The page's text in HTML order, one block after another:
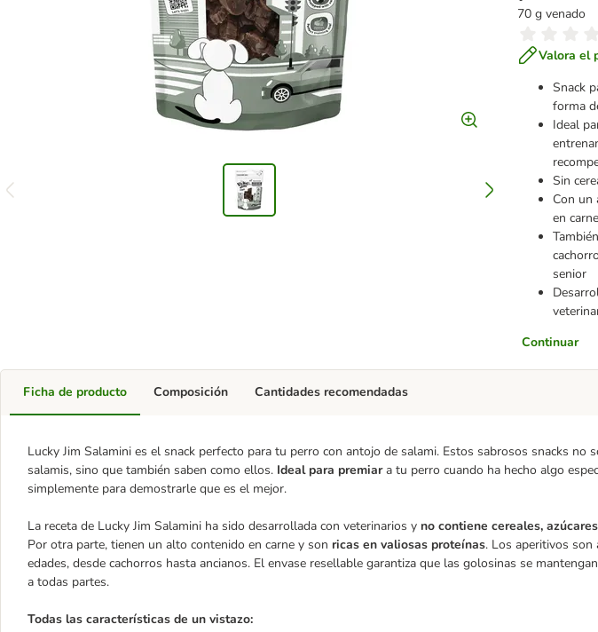
70 g venado
Valora el
Snack
forma
Ideal
Sin
Con un
en carne
senior
Continuar
Ficha de producto
Lucky Jim Salamini es el snack perfecto para tu perro con antojo de salami. Estos sabrosos snacks no
salamis, sino que también saben como ellos. Ideal para premiara tu perro cuando ha hecho algo
simplemente para demostrarle que es el mejor.
La receta de Lucky Jim Salamini ha sido desarrollada con veterinarios y no contiene cereales,
Por otra parte, tienen un alto contenido en carne y son ricas en valiosas proteínas. Los aperitivos son
edades, desde cachorros hasta ancianos. El envase resellable garantiza que las golosinas se
a todas partes.
Todas las características de un vistazo:
Composición Cantidades recomendadas